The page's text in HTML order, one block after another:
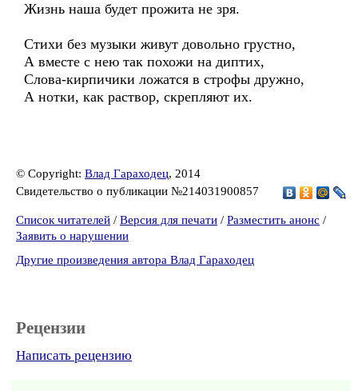
Жизнь наша будет прожита не зря.
Стихи без музыки живут довольно грустно,
А вместе с нею так похожи на диптих,
Слова-кирпичики ложатся в строфы дружно,
А нотки, как раствор, скрепляют их.
© Copyright: Влад Гараходец, 2014
Свидетельство о публикации №214031900857
Список читателей / Версия для печати / Разместить анонс /
Заявить о нарушении
Другие произведения автора Влад Гараходец
Рецензии
Написать рецензию